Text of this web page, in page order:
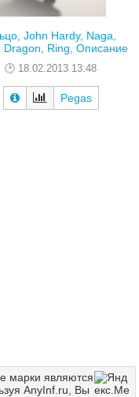
John Hardy, Naga,
Dragon, Ring, Описание
18.02.2013 13:48
Pegas
марки являются
AnyInf.ru, Вы